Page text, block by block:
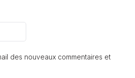
des nouveaux commentaires et